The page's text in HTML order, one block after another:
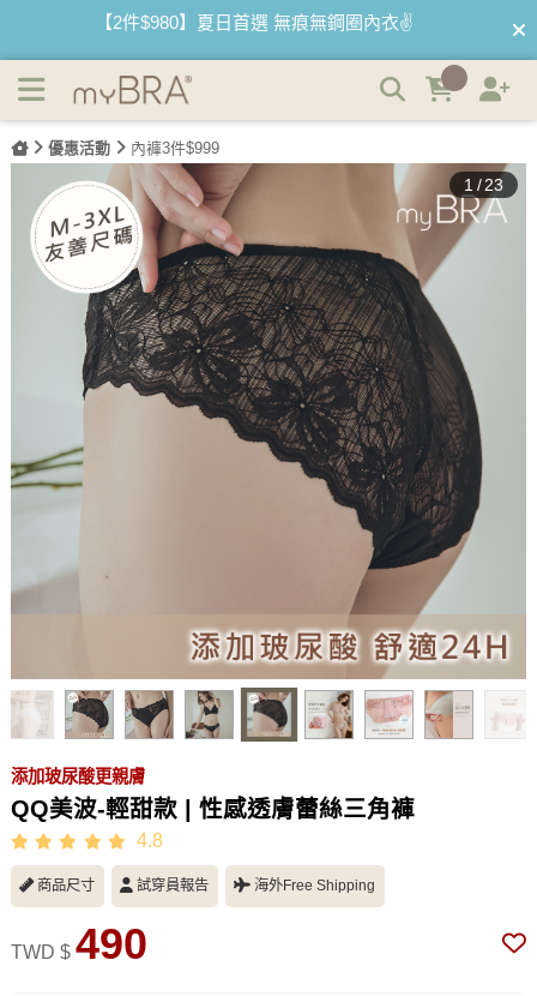
QQ美波-輕甜款 | 性感透膚蕾絲三角褲 | myBRA 最懂妳的內
【2件$980】夏日首選 無痕無鋼圈內衣✌️
【最低3折】絕版內睡衣 下殺售完不補🤍
【優惠68折】內褲任選3件以上 1件$333👙
【買內衣免運費】台灣滿1200運費0元🚛
【首購優惠】新客最高可折$150再免運❗
【夏日滿額贈】把衣物壓縮收納袋回家 🌞
【父親節快樂】男內褲5件$999🧔
優惠活動 內褲3件$999
1 / 23
添加玻尿酸更親膚
QQ美波-輕甜款 | 性感透膚蕾絲三角褲
4.8
商品尺寸 試穿員報告 海外Free Shipping
TWD $ 490